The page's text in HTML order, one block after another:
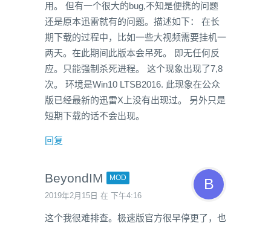
用。 但有一个很大的bug,不知是便携的问题
还是原本迅雷就有的问题。描述如下： 在长
期下载的过程中，比如一些大视频需要挂机一
两天。在此期间此版本会吊死。 即无任何反
应。只能强制杀死进程。 这个现象出现了7,8
次。 环境是Win10 LTSB2016. 此现象在公众
版已经最新的迅雷X上没有出现过。 另外只是
短期下载的话不会出现。
回复
BeyondIM MOD
2019年2月15日 在 下午4:16
这个我很难排查。极速版官方很早停更了，也